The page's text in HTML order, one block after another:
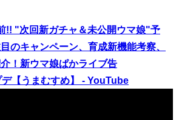
!! "次回新ガチャ＆未公開ウマ娘"予
のキャンペーン、育成新機能考察、
！新ウマ娘ぱかライブ告
【うまむすめ】 - YouTube